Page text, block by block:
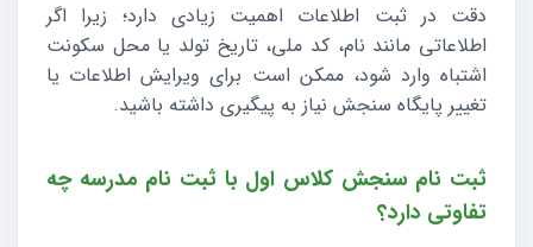
دقت در ثبت اطلاعات اهمیت زیادی دارد؛ زیرا اگر
اطلاعاتی مانند نام، کد ملی، تاریخ تولد یا محل سکونت
اشتباه وارد شود، ممکن است برای ویرایش اطلاعات یا
تغییر پایگاه سنجش نیاز به پیگیری داشته باشید.
ثبت نام سنجش کلاس اول با ثبت نام مدرسه چه
تفاوتی دارد؟